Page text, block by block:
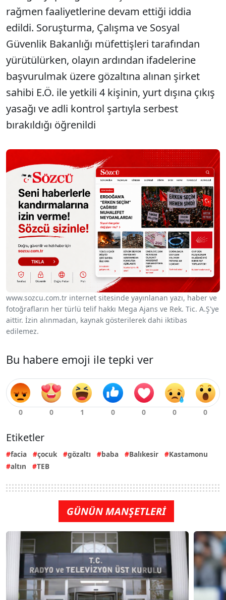
rağmen faaliyetlerine devam ettiği iddia
edildi. Soruşturma, Çalışma ve Sosyal
Güvenlik Bakanlığı müfettişleri tarafından
yürütülürken, olayın ardından ifadelerine
başvurulmak üzere gözaltına alınan şirket
sahibi E.Ö. ile yetkili 4 kişinin, yurt dışına çıkış
yasağı ve adli kontrol şartıyla serbest
bırakıldığı öğrenildi
www.sozcu.com.tr internet sitesinde yayınlanan yazı, haber ve
fotoğrafların her türlü telif hakkı Mega Ajans ve Rek. Tic. A.Ş'ye
aittir. İzin alınmadan, kaynak gösterilerek dahi iktibas
edilemez.
Bu habere emoji ile tepki ver
Etiketler
facia çocuk gözaltı baba Balıkesir
Kastamonu
altın
TEB
GÜNÜN MANŞETLERİ